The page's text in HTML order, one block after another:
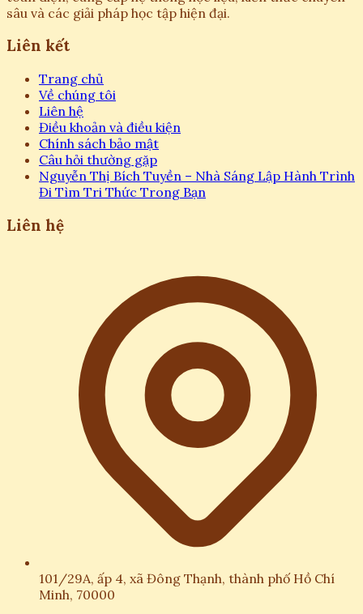
sâu và các giải pháp học tập hiện đại.
Liên kết
Trang chủ
Về chúng tôi
Liên hệ
Điều khoản và điều kiện
Chính sách bảo mật
Câu hỏi thường gặp
Nguyễn Thị Bích Tuyền – Nhà Sáng Lập Hành Trình
Đi Tìm Tri Thức Trong Bạn
Liên hệ
101/29A, ấp 4, xã Đông Thạnh, thành phố Hồ Chí
Minh, 70000